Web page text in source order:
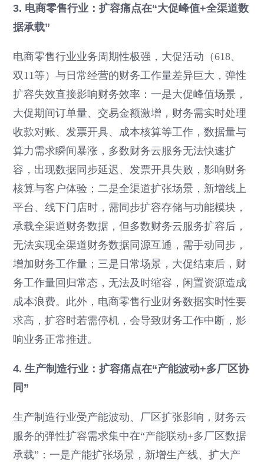
3. 电商零售行业：扩容痛点在“大促峰值+全渠道数
据承载”
电商零售行业业务周期性极强，大促活动（618、
双11等）与日常经营的财务工作量差异巨大，弹性
扩容失效直接影响财务效率：一是大促峰值场景，
大促期间订单量、交易金额激增，财务需实时处理
收款对账、发票开具、成本核算等工作，数据量与
算力需求瞬间暴涨，多数财务云服务无法快速扩
容，出现数据同步延迟、发票开具失败，影响财务
核算与客户体验；二是全渠道扩张场景，新增线上
平台、线下门店时，需同步扩容存储与功能模块，
承载全渠道财务数据，但多数财务云服务扩容后，
无法实现全渠道财务数据同源互通，需手动同步，
增加财务工作量；三是日常场景，大促结束后，财
务工作量回归常态，无法及时缩容，闲置资源造成
成本浪费。此外，电商零售行业财务数据实时性要
求高，扩容时若需停机，会导致财务工作中断，影
响业务正常推进。
4. 生产制造行业：扩容痛点在“产能波动+多厂区协
同”
生产制造行业受产能波动、厂区扩张影响，财务云
服务的弹性扩容需求集中在“产能联动+多厂区数据
承载”：一是产能扩张场景，新增生产线、扩大产